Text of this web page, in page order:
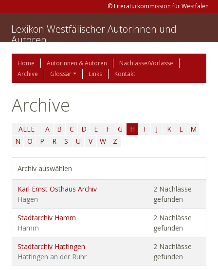
© Literaturkommission für Westfalen
Lexikon Westfälischer Autorinnen und
Autoren
Home Autorinnen & Autoren
Nachlässe/Vorlässe
Archive
Glossar Links Kontakt
Archive
ALLE A B C D E F G H I J K L
M
N
O P R S U V W Z
Archiv auswählen
Karl Ernst Osthaus Archiv
Hagen
2 Nachlässe
gefunden
Stadtarchiv Hamm
Hamm
2 Nachlässe
gefunden
Stadtarchiv Hattingen
Hattingen an der Ruhr
2 Nachlässe
gefunden